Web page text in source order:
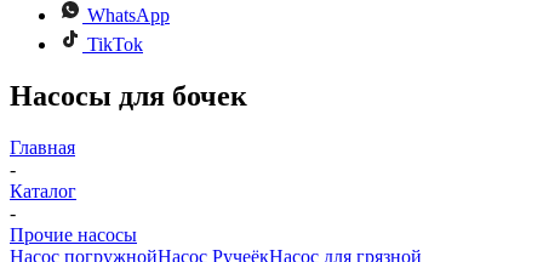
WhatsApp
TikTok
Насосы для бочек
Главная
-
Каталог
-
Прочие насосы
Насос погружнойНасос РучеёкНасос для грязной